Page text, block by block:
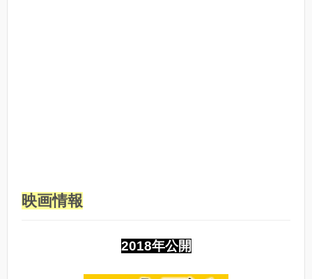
映画情報
2018年公開